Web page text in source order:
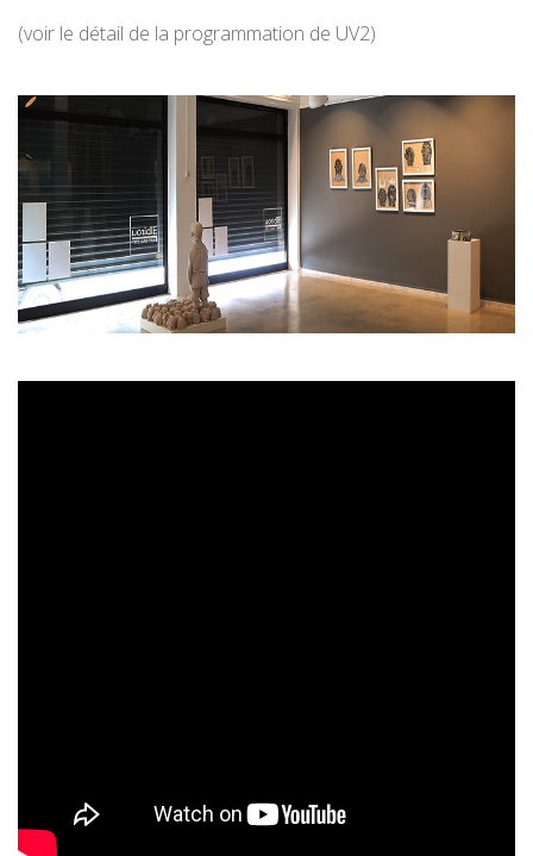
(voir le détail de la programmation de UV2)